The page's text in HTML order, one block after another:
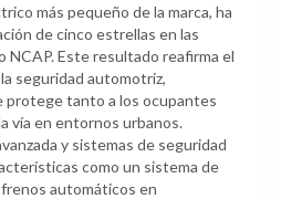
más pequeño de la marca, ha
de cinco estrellas en las
NCAP. Este resultado reafirma el
seguridad automotriz,
protege tanto a los ocupantes
vía en entornos urbanos.
y sistemas de seguridad
como un sistema de
automáticos en